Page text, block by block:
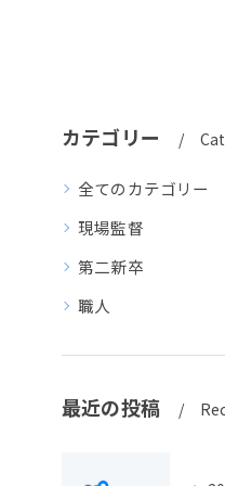
カテゴリー
全てのカテゴリー
現場監督
第二新卒
職人
最近の投稿